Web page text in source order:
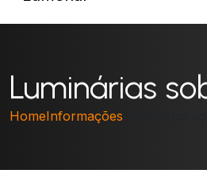
Luminárias
HomeInformações